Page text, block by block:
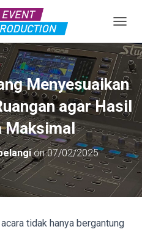
Menyesuaikan
agar Hasil
Maksimal
on07/02/2025
tidak hanya bergantung